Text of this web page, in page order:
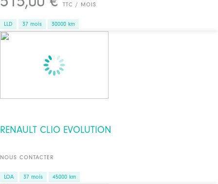
TTC / MOIS
LLD 37 mois 30000 km
RENAULT CLIO EVOLUTION
NOUS CONTACTER
LOA 37 mois 45000 km